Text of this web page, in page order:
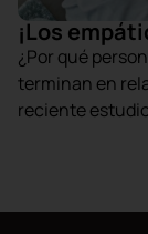
¡Los
¿Por qué
terminan en
reciente